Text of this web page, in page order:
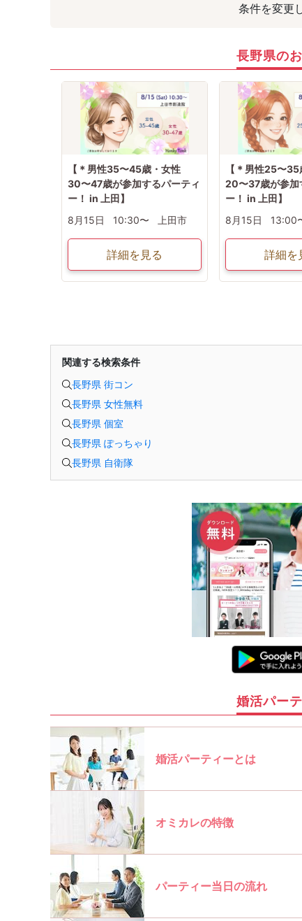
条件を変更
長野県の
【＊男性35〜45歳・女性
30〜47歳が参加するパーティ
ー！ in 上田】
8月15日
10:30〜 上田市
詳細を見る
【＊男性25〜
20〜37歳が参加
ー！ in 上田】
8月15日
13:00
詳細を
関連する検索条件
長野県 街コン
長野県 女性無料
長野県 個室
長野県 ぽっちゃり
長野県 自衛隊
婚活パー
婚活パーティーとは
オミカレの特徴
パーティー当日の流れ